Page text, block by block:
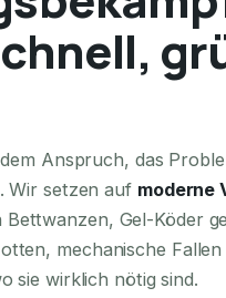
Anspruch, das
Wir setzen auf moderne
Gel-Köder
mechanische Fallen
sie wirklich nötig sind.